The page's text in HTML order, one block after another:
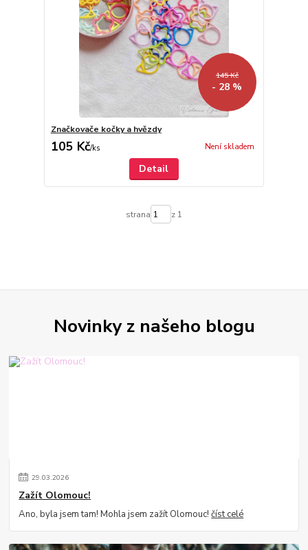
145 Kč
- 28 %
Značkovače kočky a hvězdy
105 Kč/ks Není skladem
Detail
strana z 1
Novinky z našeho blogu
29.03.2026
Zažít Olomouc!
Ano, byla jsem tam! Mohla jsem zažít Olomouc!číst celé